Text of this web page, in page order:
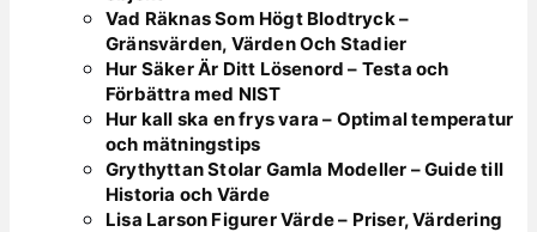
Vad Räknas Som Högt Blodtryck –
Gränsvärden, Värden Och Stadier
Hur Säker Är Ditt Lösenord – Testa och
Förbättra med NIST
Hur kall ska en frys vara – Optimal temperatur
och mätningstips
Grythyttan Stolar Gamla Modeller – Guide till
Historia och Värde
Lisa Larson Figurer Värde – Priser, Värdering